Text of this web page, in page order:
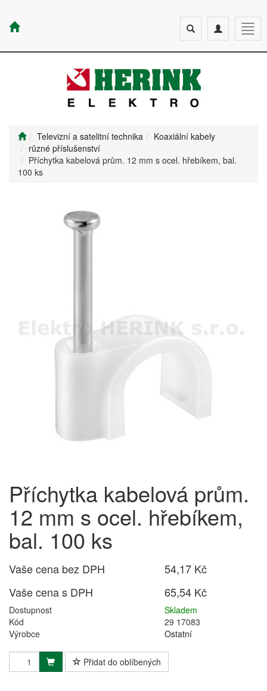
Toggle
navigation
Toggle
search
Televizní a satelitní technika
Koaxiální kabely
různé příslušenství
Příchytka kabelová prům. 12 mm s ocel. hřebíkem, bal.
100 ks
Příchytka kabelová prům.
12 mm s ocel. hřebíkem,
bal. 100 ks
Vaše cena bez DPH
54,17 Kč
Vaše cena s DPH
65,54 Kč
Dostupnost
Skladem
Kód
29 17083
Výrobce
Ostatní
Přidat do oblíbených